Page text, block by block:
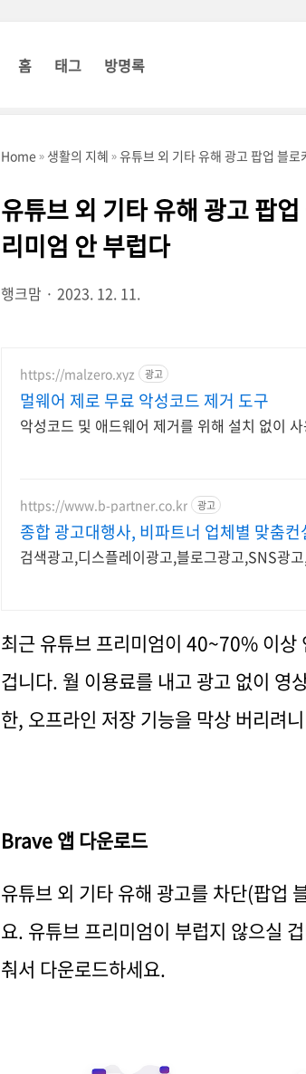
홈 태그 방명록
Home 생활의 지혜 유튜브 외 기타 유해 광고 팝업 블
유튜브 외 기타 유해 광고 팝
리미엄 안 부럽다
행크맘 2023. 12. 11.
https://malzero.xyz 광고
멀웨어 제로 무료 악성코드 제거 도구
악성코드 및 애드웨어 제거를 위해 설치 없이
https://www.b-partner.co.kr 광고
종합 광고대행사, 비파트너 업체별 맞춤컨
검색광고,디스플레이광고,블로그광고,SNS광
최근 유튜브 프리미엄이 40~70% 이상
겁니다. 월 이용료를 내고 광고 없이 영
한, 오프라인 저장 기능을 막상 버리려
Brave 앱 다운로드
유튜브 외 기타 유해 광고를 차단(팝업
요. 유튜브 프리미엄이 부럽지 않으실
춰서 다운로드하세요.